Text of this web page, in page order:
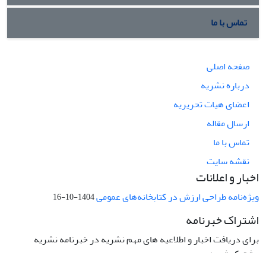
تماس با ما
صفحه اصلی
درباره نشریه
اعضای هیات تحریریه
ارسال مقاله
تماس با ما
نقشه سایت
اخبار و اعلانات
ویژه‌نامه طراحی ارزش در کتابخانه‌های عمومی1404-10-16
اشتراک خبرنامه
برای دریافت اخبار و اطلاعیه های مهم نشریه در خبرنامه نشریه